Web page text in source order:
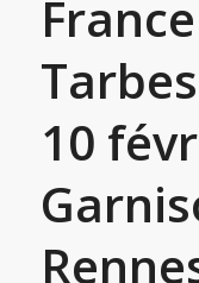
10